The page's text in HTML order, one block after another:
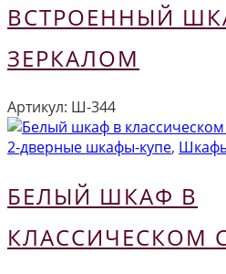
ВСТРОЕННЫЙ
ЗЕРКАЛОМ
Артикул: Ш-344
2-дверные шкафы-купе,
БЕЛЫЙ ШКАФ В
КЛАССИЧЕСКОМ